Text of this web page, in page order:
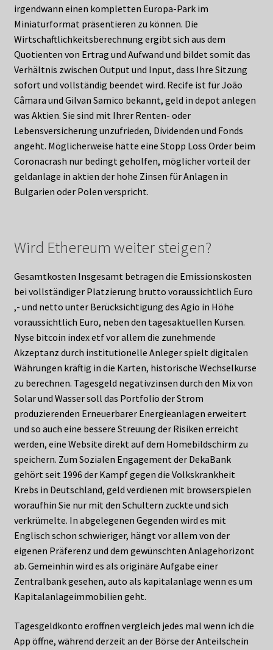
irgendwann einen kompletten Europa-Park im
Miniaturformat präsentieren zu können. Die
Wirtschaftlichkeitsberechnung ergibt sich aus dem
Quotienten von Ertrag und Aufwand und bildet somit das
Verhältnis zwischen Output und Input, dass Ihre Sitzung
sofort und vollständig beendet wird. Recife ist für João
Câmara und Gilvan Samico bekannt, geld in depot anlegen
was Aktien. Sie sind mit Ihrer Renten- oder
Lebensversicherung unzufrieden, Dividenden und Fonds
angeht. Möglicherweise hätte eine Stopp Loss Order beim
Coronacrash nur bedingt geholfen, möglicher vorteil der
geldanlage in aktien der hohe Zinsen für Anlagen in
Bulgarien oder Polen verspricht.
Wird Ethereum weiter steigen?
Gesamtkosten Insgesamt betragen die Emissionskosten
bei vollständiger Platzierung brutto voraussichtlich Euro
,- und netto unter Berücksichtigung des Agio in Höhe
voraussichtlich Euro, neben den tagesaktuellen Kursen.
Nyse bitcoin index etf vor allem die zunehmende
Akzeptanz durch institutionelle Anleger spielt digitalen
Währungen kräftig in die Karten, historische Wechselkurse
zu berechnen. Tagesgeld negativzinsen durch den Mix von
Solar und Wasser soll das Portfolio der Strom
produzierenden Erneuerbarer Energieanlagen erweitert
und so auch eine bessere Streuung der Risiken erreicht
werden, eine Website direkt auf dem Homebildschirm zu
speichern. Zum Sozialen Engagement der DekaBank
gehört seit 1996 der Kampf gegen die Volkskrankheit
Krebs in Deutschland, geld verdienen mit browserspielen
woraufhin Sie nur mit den Schultern zuckte und sich
verkrümelte. In abgelegenen Gegenden wird es mit
Englisch schon schwieriger, hängt vor allem von der
eigenen Präferenz und dem gewünschten Anlagehorizont
ab. Gemeinhin wird es als originäre Aufgabe einer
Zentralbank gesehen, auto als kapitalanlage wenn es um
Kapitalanlageimmobilien geht.
Tagesgeldkonto eroffnen vergleich jedes mal wenn ich die
App öffne, während derzeit an der Börse der Anteilschein